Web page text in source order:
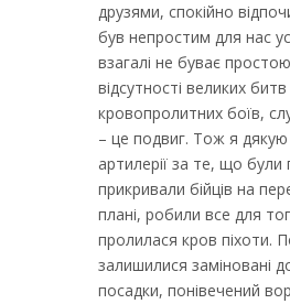
друзями, спокійно
був непростим для нас
взагалі не буває
відсутності великих
кровопролитних боїв,
– це подвиг. Тож я дякую
артилерії за те, що були
прикривали бійців на
плані, робили все для
пролилася кров піхоти.
залишилися заміновані
посадки, понівечений